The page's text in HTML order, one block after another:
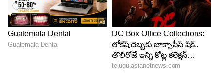
5
13